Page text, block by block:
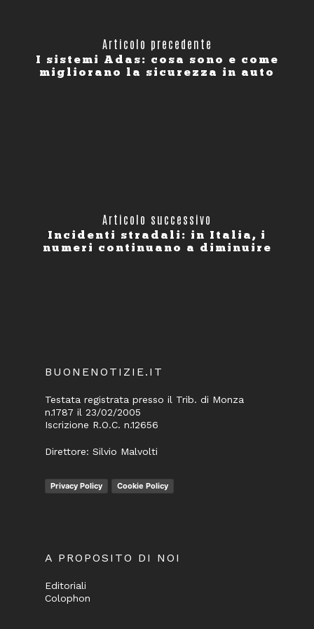
Articolo precedente
I sistemi Adas: cosa sono e come
migliorano la sicurezza in auto
Articolo successivo
Incidenti stradali: in Italia, i
numeri continuano a diminuire
BUONENOTIZIE.IT
Testata registrata presso il Trib. di Monza
n.1787 il 23/02/2005
Iscrizione R.O.C. n.12656
Direttore: Silvio Malvolti
Privacy Policy Cookie Policy
A PROPOSITO DI NOI
Editoriali
Colophon